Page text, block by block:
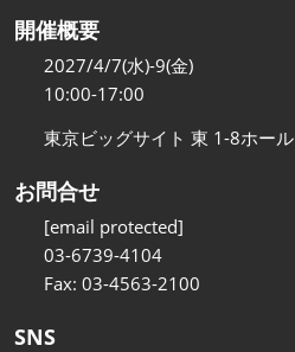
開催概要
2027/4/7(水)-9(金)
10:00-17:00
東京ビッグサイト 東 1-8ホール
お問合せ
[email protected]
03-6739-4104
Fax: 03-4563-2100
SNS